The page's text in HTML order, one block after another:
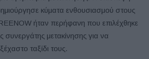
κύματα ενθουσιασμού στους
ήταν περήφανη που επιλέχθηκε
μετακίνησης για να
ταξίδι τους.